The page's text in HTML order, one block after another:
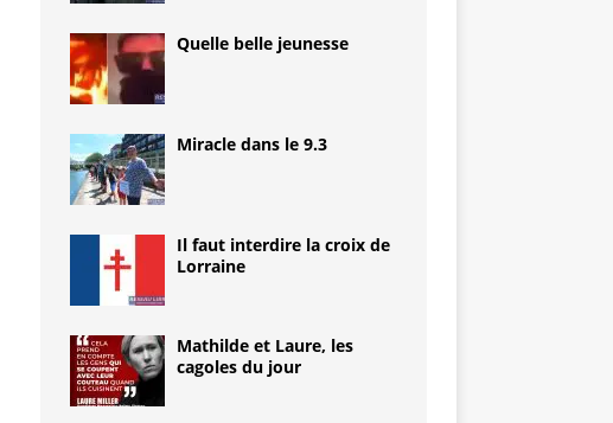
Quelle belle jeunesse
Miracle dans le 9.3
Il faut interdire la croix de
Lorraine
Mathilde et Laure, les
cagoles du jour